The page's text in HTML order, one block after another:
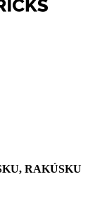
RAKÚSKU